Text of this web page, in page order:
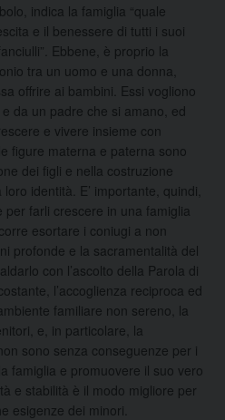
indica la famiglia “quale
e il benessere di tutti i suoi
Ebbene, è proprio la
tra un uomo e una donna,
offrire ai bambini. Essi vogliono
da un padre che si amano, ed
e vivere insieme con
figure materna e paterna sono
dei figli e nella costruzione
identità. E’ importante, quindi,
farli crescere in una famiglia
esortare i coniugi a non
profonde e la sacramentalità del
con l’ascolto della Parola di
l’accoglienza reciproca ed
familiare non sereno, la
e, in particolare, la
sono senza conseguenze per i
famiglia e promuovere il suo vero
e stabilità è il modo migliore per
esigenze dei minori.